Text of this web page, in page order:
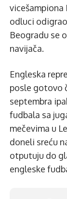
vicešampiona
odluci
Beogradu se
navijača.
Engleska
posle gotovo
septembra
fudbala sa
mečevima u
doneli sreću
otputuju do
engleske